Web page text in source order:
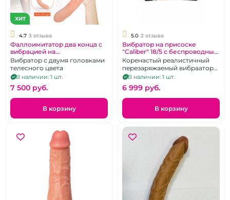
ХИТ
4.7 3 отзыва
Фаллоимитатор два конца с
вибрацией на
бесппроводном пульте "S-
Hande" King 3
Вибратор с двумя головками
телесного цвета
В наличии: 1 шт.
7 500 pуб.
В корзину
5.0 2 отзыва
Вибратор на присоске
"Caliber" 18/5 с беспроводным
пультом
Коренастый реалистичный
перезаряжаемый вибраатор
на присоске из ТПЕ с радио-
пультом.
В наличии: 1 шт.
6 999 pуб.
В корзину